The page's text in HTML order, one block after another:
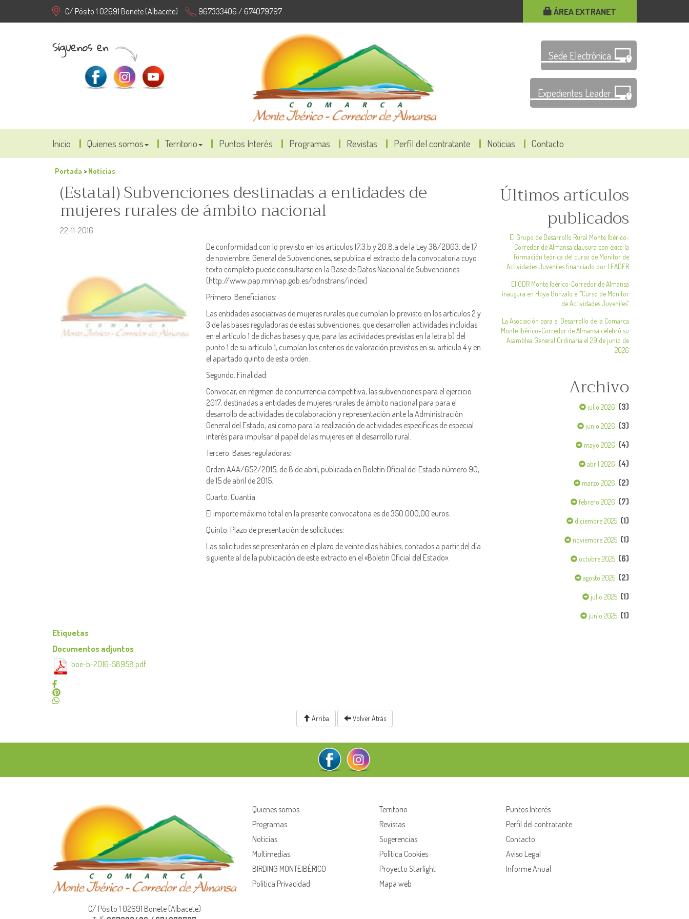
C/ Pósito 1 02691 Bonete (Albacete) 967333406 / 674079797 ÁREA EXTRANET
Sede Electrónica
Expedientes Leader
Inicio Quienes somos Territorio Puntos Interés Programas Revistas Perfil del contratante Noticias Contacto
Portada > Noticias
(Estatal) Subvenciones destinadas a entidades de
mujeres rurales de ámbito nacional
22-11-2016
De conformidad con lo previsto en los artículos 17.3.b y 20.8.a de la Ley 38/2003, de 17
de noviembre, General de Subvenciones, se publica el extracto de la convocatoria cuyo
texto completo puede consultarse en la Base de Datos Nacional de Subvenciones
(http://www.pap.minhap.gob.es/bdnstrans/index)
Primero. Beneficiarios:
Las entidades asociativas de mujeres rurales que cumplan lo previsto en los artículos 2 y
3 de las bases reguladoras de estas subvenciones, que desarrollen actividades incluidas
en el artículo 1 de dichas bases y que, para las actividades previstas en la letra b) del
punto 1 de su artículo 1, cumplan los criterios de valoración previstos en su artículo 4 y en
el apartado quinto de esta orden.
Segundo. Finalidad:
Convocar, en régimen de concurrencia competitiva, las subvenciones para el ejercicio
2017, destinadas a entidades de mujeres rurales de ámbito nacional para para el
desarrollo de actividades de colaboración y representación ante la Administración
General del Estado, así como para la realización de actividades específicas de especial
interés para impulsar el papel de las mujeres en el desarrollo rural.
Tercero. Bases reguladoras:
Orden AAA/652/2015, de 8 de abril, publicada en Boletín Oficial del Estado número 90,
de 15 de abril de 2015.
Cuarto. Cuantía:
El importe máximo total en la presente convocatoria es de 350.000,00 euros.
Quinto. Plazo de presentación de solicitudes:
Las solicitudes se presentarán en el plazo de veinte días hábiles, contados a partir del día
siguiente al de la publicación de este extracto en el «Boletín Oficial del Estado».
Últimos artículos
publicados
El Grupo de Desarrollo Rural Monte Ibérico-
Corredor de Almansa clausura con éxito la
formación teórica del curso de Monitor de
Actividades Juveniles financiado por LEADER
El GDR Monte Ibérico-Corredor de Almansa
inaugura en Hoya Gonzalo el "Curso de Monitor
de Actividades Juveniles"
La Asociación para el Desarrollo de la Comarca
Monte Ibérico–Corredor de Almansa celebró su
Asamblea General Ordinaria el 29 de junio de
2026
Archivo
julio 2026 (3)
junio 2026 (3)
mayo 2026 (4)
abril 2026 (4)
marzo 2026 (2)
febrero 2026 (7)
diciembre 2025 (1)
noviembre 2025 (1)
octubre 2025 (6)
agosto 2025 (2)
julio 2025 (1)
junio 2025 (1)
Etiquetas
Documentos adjuntos
boe-b-2016-58958.pdf
Arriba Volver Atrás
C/ Pósito 1 02691 Bonete (Albacete)
Quienes somos Territorio
Puntos Interés
Programas
Revistas
Perfil del contratante
Noticias
Sugerencias
Contacto
Multimedias
Política Cookies
Aviso Legal
BIRDING MONTEIBÉRICO
Proyecto Starlight
Informe Anual
Política Privacidad
Mapa web